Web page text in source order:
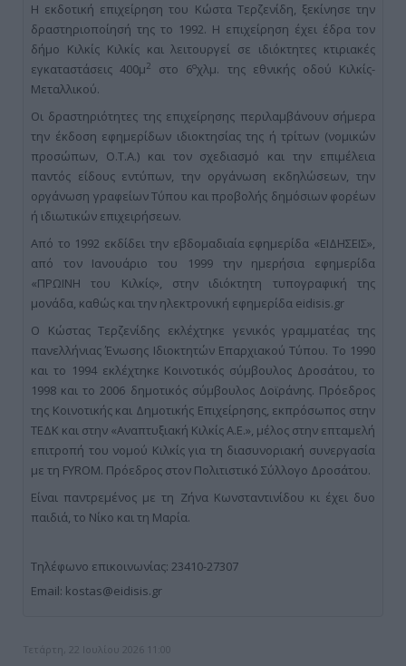
Η εκδοτική επιχείρηση του Κώστα Τερζενίδη, ξεκίνησε την
δραστηριοποίησή της το 1992. Η επιχείρηση έχει έδρα τον
δήμο Κιλκίς Κιλκίς και λειτουργεί σε ιδιόκτητες κτιριακές
εγκαταστάσεις 400μ2 στο 6οχλμ. της εθνικής οδού Κιλκίς-
Μεταλλικού.
Οι δραστηριότητες της επιχείρησης περιλαμβάνουν σήμερα
την έκδοση εφημερίδων ιδιοκτησίας της ή τρίτων (νομικών
προσώπων, Ο.Τ.Α.) και τον σχεδιασμό και την επιμέλεια
παντός είδους εντύπων, την οργάνωση εκδηλώσεων, την
οργάνωση γραφείων Τύπου και προβολής δημόσιων φορέων
ή ιδιωτικών επιχειρήσεων.
Από το 1992 εκδίδει την εβδομαδιαία εφημερίδα «ΕΙΔΗΣΕΙΣ»,
από τον Ιανουάριο του 1999 την ημερήσια εφημερίδα
«ΠΡΩΙΝΗ του Κιλκίς», στην ιδιόκτητη τυπογραφική της
μονάδα, καθώς και την ηλεκτρονική εφημερίδα eidisis.gr
Ο Κώστας Τερζενίδης εκλέχτηκε γενικός γραμματέας της
πανελλήνιας Ένωσης Ιδιοκτητών Επαρχιακού Τύπου. Το 1990
και το 1994 εκλέχτηκε Κοινοτικός σύμβουλος Δροσάτου, το
1998 και το 2006 δημοτικός σύμβουλος Δοϊράνης. Πρόεδρος
της Κοινοτικής και Δημοτικής Επιχείρησης, εκπρόσωπος στην
ΤΕΔΚ και στην «Αναπτυξιακή Κιλκίς Α.Ε.», μέλος στην επταμελή
επιτροπή του νομού Κιλκίς για τη διασυνοριακή συνεργασία
με τη FYROM. Πρόεδρος στον Πολιτιστικό Σύλλογο Δροσάτου.
Είναι παντρεμένος με τη Ζήνα Κωνσταντινίδου κι έχει δυο
παιδιά, το Νίκο και τη Μαρία.
Τηλέφωνο επικοινωνίας: 23410-27307
Email: kostas@eidisis.gr
Τετάρτη, 22 Ιουλίου 2026 11:00